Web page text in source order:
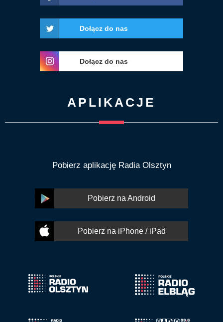
Dołącz do nas
Dołącz do nas
APLIKACJE
Pobierz aplikację Radia Olsztyn
Pobierz na Android
Pobierz na iPhone / iPad